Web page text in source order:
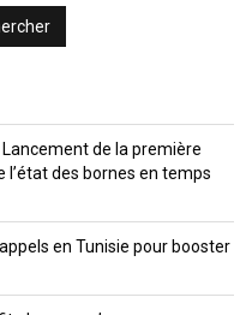
de la première
des bornes en temps
en Tunisie pour booster